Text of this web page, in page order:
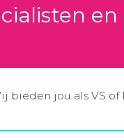
en
jou als VS of